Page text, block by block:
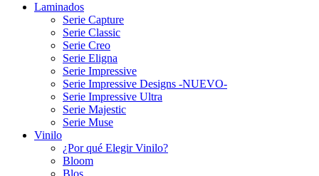
Laminados
Serie Capture
Serie Classic
Serie Creo
Serie Eligna
Serie Impressive
Serie Impressive Designs -NUEVO-
Serie Impressive Ultra
Serie Majestic
Serie Muse
Vinilo
¿Por qué Elegir Vinilo?
Bloom
Blos